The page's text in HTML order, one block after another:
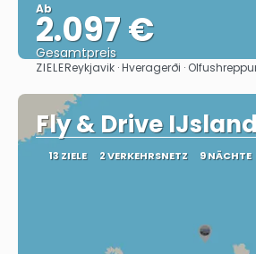
Ab
2.097 €
Gesamtpreis
Sehen
ZIELEReykjavik · Hveragerði ·
Fly & Drive
13 ZIELE 2 VERKEHRSNETZ 9 NÄCHTE